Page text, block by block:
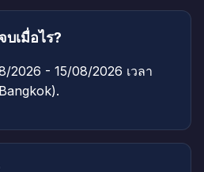
เมื่อไร?
2026 - 15/08/2026 เวลา